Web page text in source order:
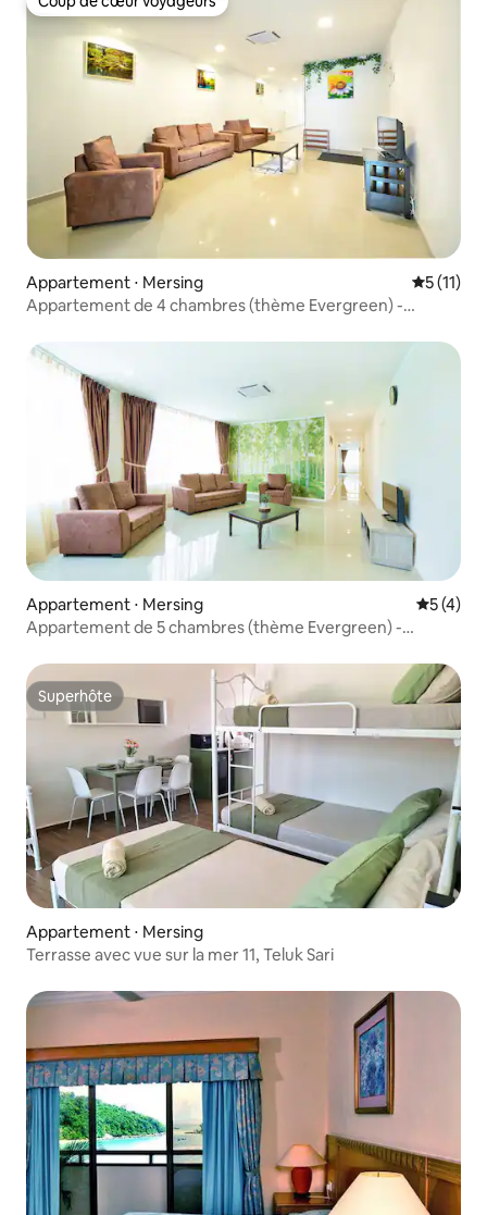
Coup de cœur voyageurs
Appartement ⋅ Mersing
5 (11)
Appartement de 4 chambres (thème Evergreen) -
Appartement ⋅ Mersing
5 (4)
Appartement de 5 chambres (thème Evergreen) -
Superhôte
Superhôte
Appartement ⋅ Mersing
Terrasse avec vue sur la mer 11, Teluk Sari